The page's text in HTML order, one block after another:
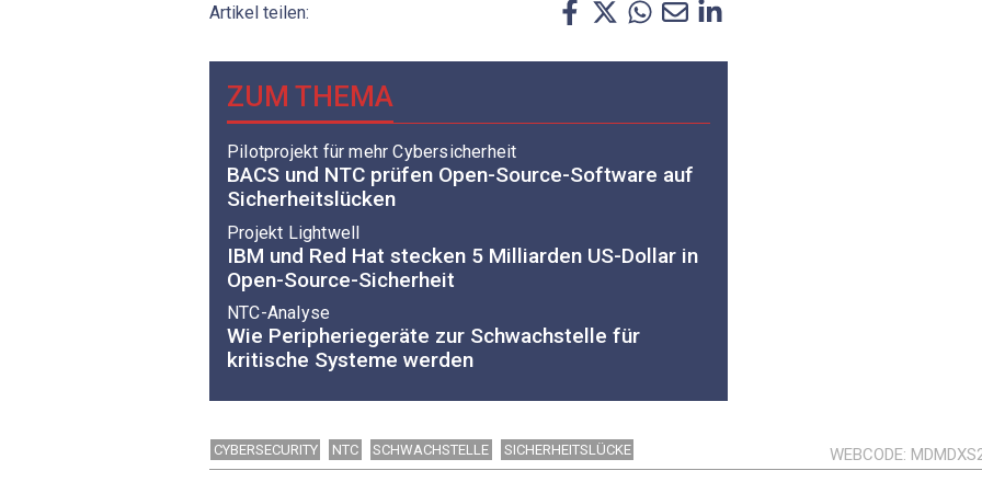
Artikel teilen:
ZUM THEMA
Pilotprojekt für mehr Cybersicherheit
BACS und NTC prüfen Open-Source-Software auf
Sicherheitslücken
Projekt Lightwell
IBM und Red Hat stecken 5 Milliarden US-Dollar in
Open-Source-Sicherheit
NTC-Analyse
Wie Peripheriegeräte zur Schwachstelle für
kritische Systeme werden
CYBERSECURITY NTC SCHWACHSTELLE SICHERHEITSLÜCKE WEBCODE